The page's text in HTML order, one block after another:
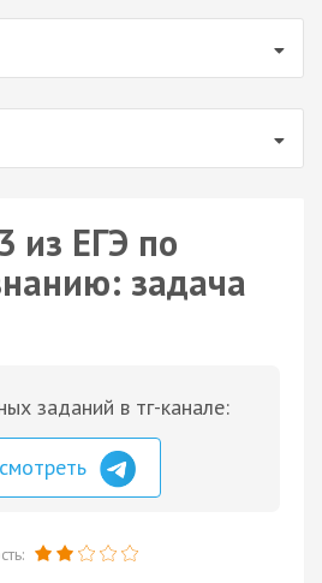
из ЕГЭ по
задача
заданий в тг-канале: